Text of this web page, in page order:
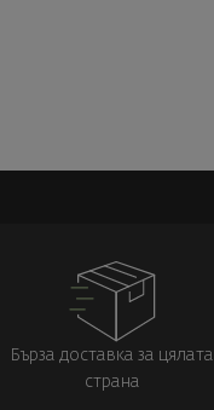
Бърза доставка за цялата
страна